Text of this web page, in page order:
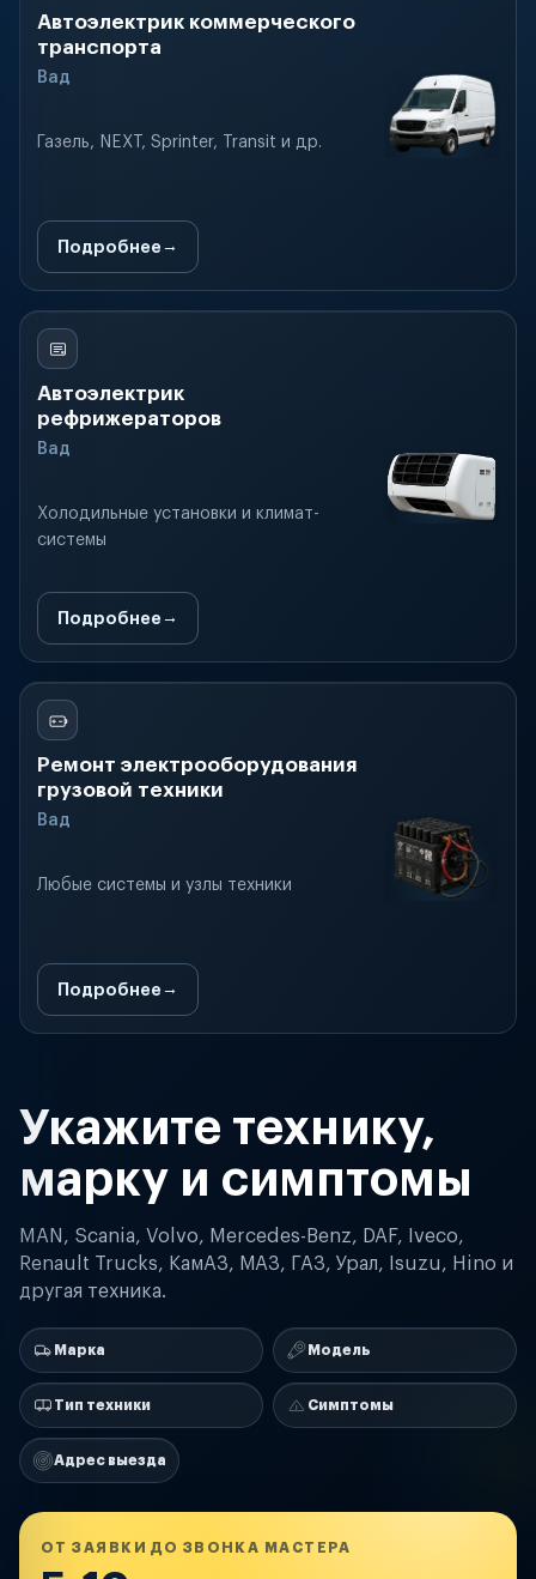
Автоэлектрик коммерческого
транспорта
Вад
Газель, NEXT, Sprinter, Transit и др.
Подробнее
Автоэлектрик
рефрижераторов
Вад
Холодильные установки и климат-
системы
Подробнее
Ремонт электрооборудования
грузовой техники
Вад
Любые системы и узлы техники
Подробнее
Укажите технику,
марку и симптомы
MAN, Scania, Volvo, Mercedes-Benz, DAF, Iveco,
Renault Trucks, КамАЗ, МАЗ, ГАЗ, Урал, Isuzu, Hino и
другая техника.
Марка Модель
Тип техники Симптомы
Адрес выезда
ОТ ЗАЯВКИ ДО ЗВОНКА МАСТЕРА